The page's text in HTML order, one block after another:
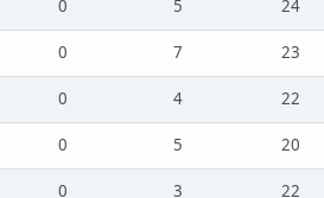
0 5
24
0 7
23
0 4
22
0 5
20
0 3 22